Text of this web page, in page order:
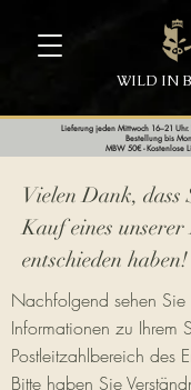
WILD IN
Lieferung jeden Mittwoch 16–21
Bestellung bis
MBW 50€ - Kostenlose
Vielen Dank, dass
Kauf eines
entschieden haben!
Nachfolgend sehen Sie
Informationen zu Ihrem
Postleitzahlbereich des
Bitte haben Sie